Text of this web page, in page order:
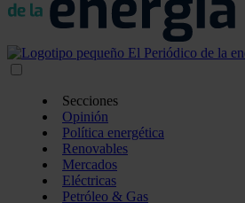
Secciones
Opinión
Política energética
Renovables
Mercados
Eléctricas
Petróleo & Gas